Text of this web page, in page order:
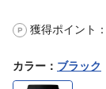
P 獲得ポイント：
カラー ： ブラック